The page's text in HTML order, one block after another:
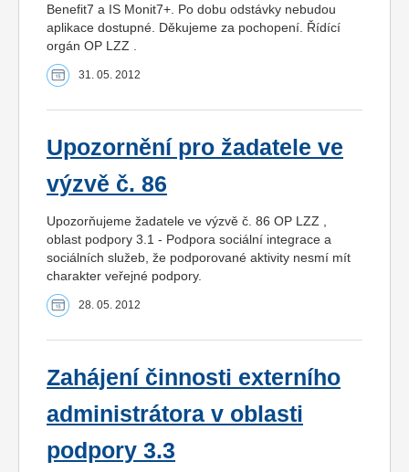
Benefit7 a IS Monit7+. Po dobu odstávky nebudou
aplikace dostupné. Děkujeme za pochopení. Řídící
orgán OP LZZ .
31. 05. 2012
Upozornění pro žadatele ve
výzvě č. 86
Upozorňujeme žadatele ve výzvě č. 86 OP LZZ ,
oblast podpory 3.1 - Podpora sociální integrace a
sociálních služeb, že podporované aktivity nesmí mít
charakter veřejné podpory.
28. 05. 2012
Zahájení činnosti externího
administrátora v oblasti
podpory 3.3